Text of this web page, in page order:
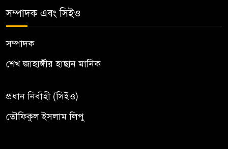
সম্পাদক এবং সিইও
সম্পাদক
শেখ জাহাঙ্গীর হাছান মানিক
প্রধান নির্বাহী (সিইও)
তৌফিকুল ইসলাম লিপু